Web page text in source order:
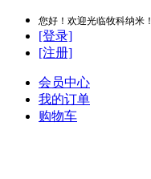
您好！欢迎光临牧科纳米！
[登录]
[注册]
会员中心
我的订单
购物车